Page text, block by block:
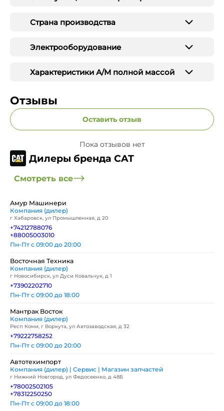
Страна производства
Электрооборудование
Характеристики А/М полной массой
Отзывы
Оставить отзыв
Пока отзывов нет
Дилеры бренда CAT
Смотреть все
Амур Машинери
Компания (дилер)
г Хабаровск, ул Промышленная, д 20
+74212788076
+88005003010
Пн-Пт с 09:00 до 20:00
Восточная Техника
Компания (дилер)
г Новосибирск, ул Дуси Ковальчук, д 1
+73902202710
Пн-Пт с 09:00 до 18:00
Мантрак Восток
Компания (дилер)
Респ Коми, г Воркута, ул Автозаводская, д 32
+79222758252
Пн-Пт с 09:00 до 20:00
Автотехимпорт
Компания (дилер) | Сервис | Магазин запчастей
г Нижний Новгород, ул Федосеенко, д 48Б
+78002502105
+78312250250
Пн-Пт с 09:00 до 18:00